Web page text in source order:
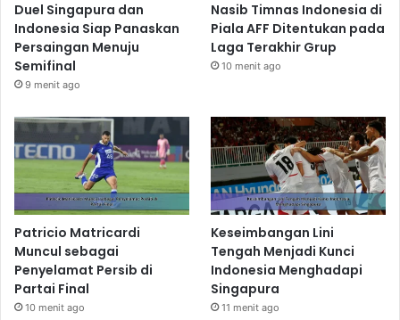
Duel Singapura dan
Indonesia Siap Panaskan
Persaingan Menuju
Semifinal
9 menit ago
Nasib Timnas Indonesia di
Piala AFF Ditentukan pada
Laga Terakhir Grup
10 menit ago
Patricio Matricardi
Muncul sebagai
Penyelamat Persib di
Partai Final
10 menit ago
Keseimbangan Lini
Tengah Menjadi Kunci
Indonesia Menghadapi
Singapura
11 menit ago